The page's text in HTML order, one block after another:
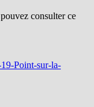
consulter ce
Point-sur-la-